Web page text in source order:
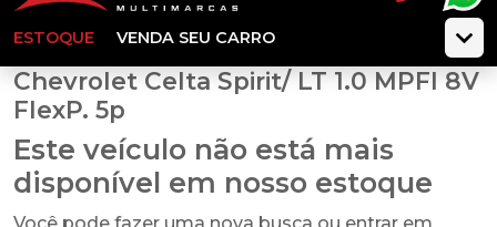
ESTOQUE VENDA SEU CARRO
Chevrolet Celta Spirit/ LT 1.0 MPFI 8V
FlexP. 5p
Este veículo não está mais
disponível em nosso estoque